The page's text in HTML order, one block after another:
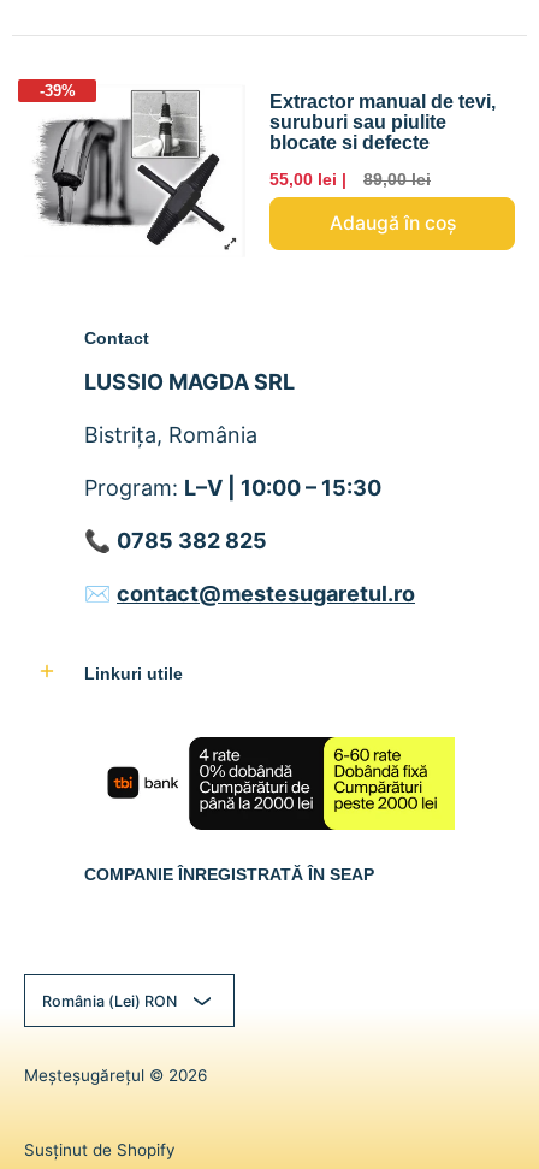
-39%
Extractor manual de tevi,
suruburi sau piulite
blocate si defecte
55,00 lei | 89,00 lei
Adaugă în coș
Contact
LUSSIO MAGDA SRL
Bistrița, România
Program: L–V | 10:00 – 15:30
📞 0785 382 825
✉️ contact@mestesugaretul.ro
Linkuri utile
COMPANIE ÎNREGISTRATĂ ÎN SEAP
România (Lei) RON
Meșteșugărețul © 2026
Susținut de Shopify